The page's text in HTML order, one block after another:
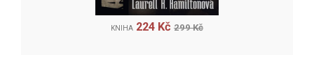
KNIHA 224 Kč 299 Kč